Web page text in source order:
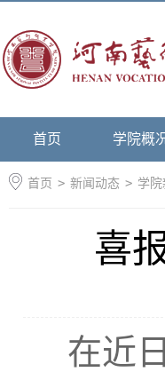
首页 学院概
首页 > 新闻动态 > 学院
喜
在近